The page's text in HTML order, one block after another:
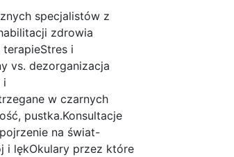
specjalistów z
zdrowia
i
vs. dezorganizacja
i
w czarnych
pustka.Konsultacje
na świat-
i lękOkulary przez które